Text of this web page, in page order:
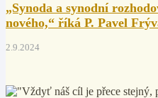
„Synoda a synodní
nového,“ říká P. Pavel
2.9.2024